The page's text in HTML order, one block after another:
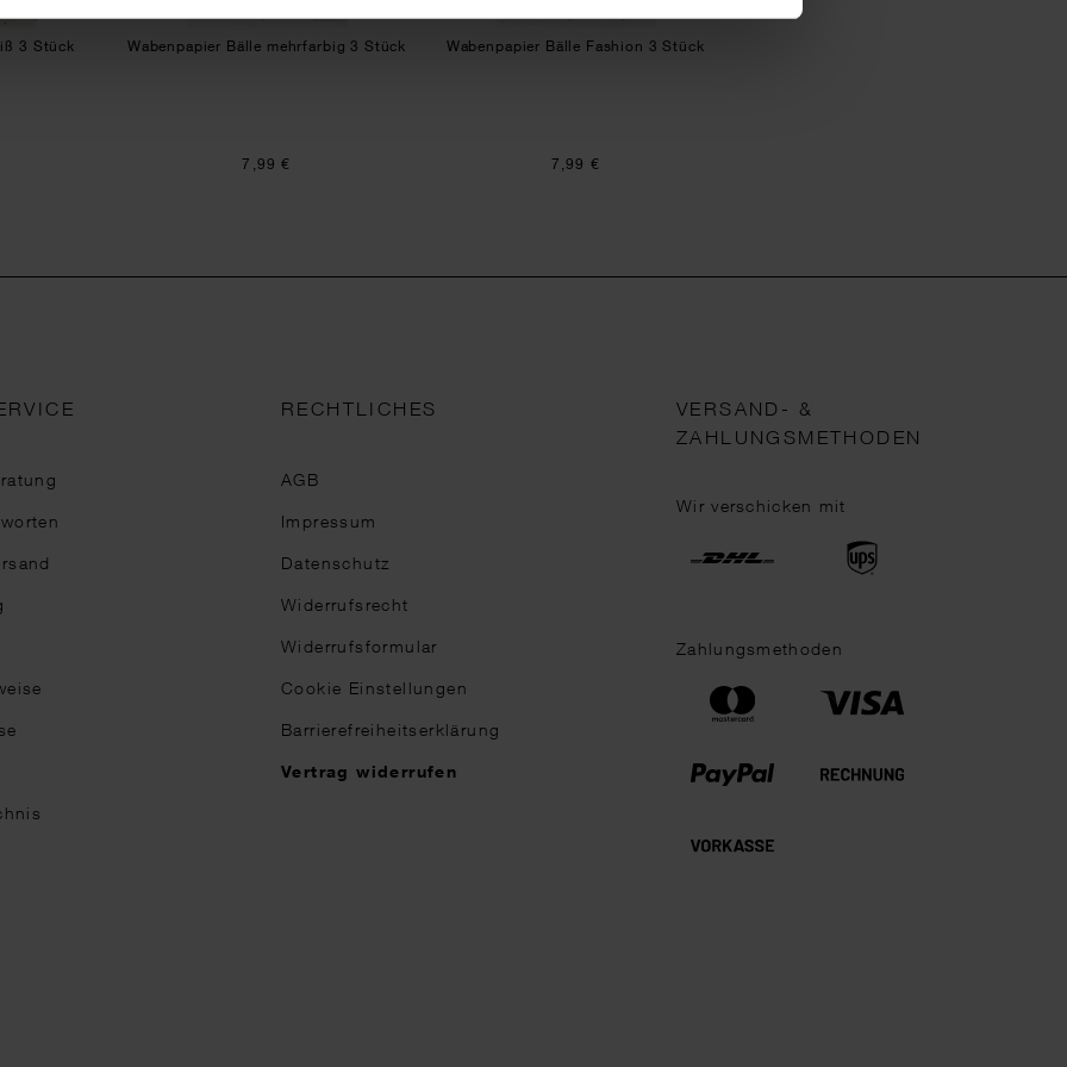
3 Stück Wabenpapier Bälle mehrfarbig 3 Stück
7,99 €
Wabenpapier Bälle Fashion 3 Stück
7,99 €
RECHTLICHES
AGB
Impressum
Datenschutz
Widerrufsrecht
Widerrufsformular
Cookie Einstellungen
Barrierefreiheitserklärung
Vertrag widerrufen
VERSAND- &
ZAHLUNGSMETHODEN
Wir verschicken mit
Zahlungsmethoden